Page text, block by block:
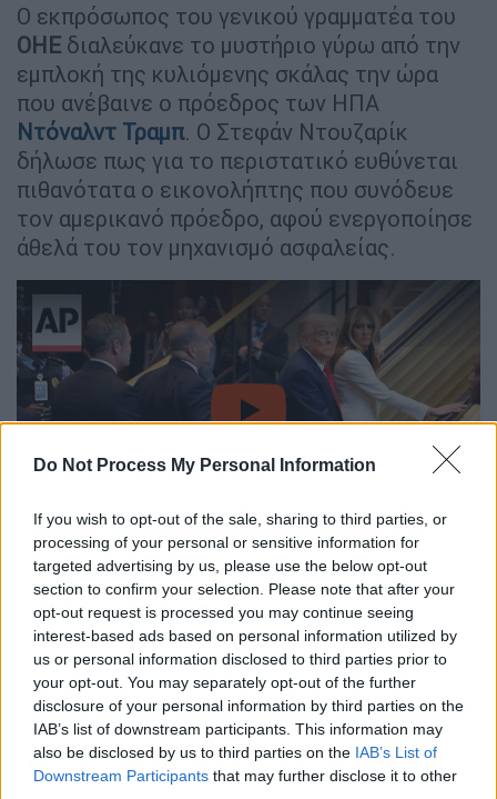
Do Not Process My Personal Information
If you wish to opt-out of the sale, sharing to third parties, or
processing of your personal or sensitive information for
targeted advertising by us, please use the below opt-out
section to confirm your selection. Please note that after your
opt-out request is processed you may continue seeing
interest-based ads based on personal information utilized by
us or personal information disclosed to third parties prior to
your opt-out. You may separately opt-out of the further
disclosure of your personal information by third parties on the
IAB’s list of downstream participants. This information may
also be disclosed by us to third parties on the IAB’s List of
Downstream Participants that may further disclose it to other
Ο εκπρόσωπος του γενικού γραμματέα του
ΟΗΕ διαλεύκανε το μυστήριο γύρω από την
εμπλοκή της κυλιόμενης σκάλας την ώρα
που ανέβαινε ο πρόεδρος των ΗΠΑ
Ντόναλντ Τραμπ. Ο Στεφάν Ντουζαρίκ
δήλωσε πως για το περιστατικό ευθύνεται
πιθανότατα ο εικονολήπτης που συνόδευε
τον αμερικανό πρόεδρο, αφού ενεργοποίησε
άθελά του τον μηχανισμό ασφαλείας.
video
Κάποιος πρέπει να απολυθεί
Ο Τραμπ παραπονέθηκε αστειευόμενος για
το περιστατικό, κατά τη διάρκεια της
χθεσινής ομιλίας του στη Γενική Συνέλευση
του ΟΗΕ, επισημαίνοντας παράλληλα ότι ο
τηλεϋποβολέας (autocue) δεν λειτουργούσε
σωστά.